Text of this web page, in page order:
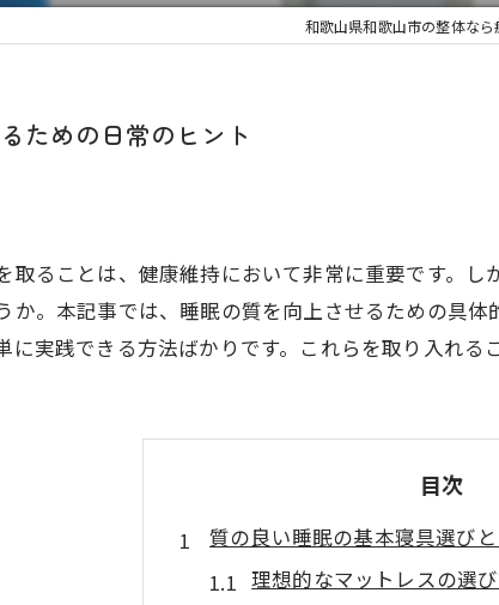
和歌山県和歌山市の整体な
ための日常のヒント
取ることは、健康維持において非常に重要です。
か。本記事では、睡眠の質を向上させるための具
に実践できる方法ばかりです。これらを取り入れる
目次
質の良い睡眠の基本寝具選び
理想的なマットレスの選